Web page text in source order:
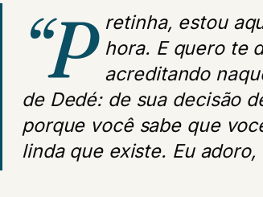
“P retinha, estou
hora. E quero te
acreditando
de Dedé: de sua decisão
porque você sabe que
linda que existe. Eu